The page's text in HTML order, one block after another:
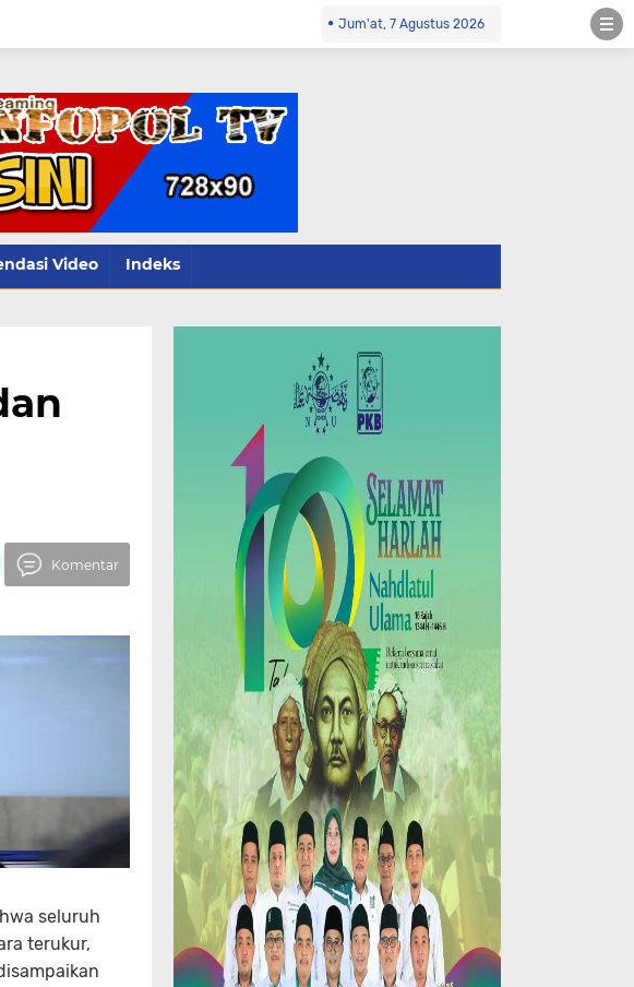
Jum'at, 7 Agustus 2026
Video Indeks
Komentar
seluruh
terukur,